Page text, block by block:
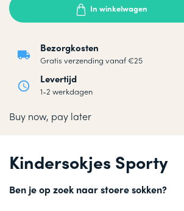
Bezorgkosten
Gratis verzending vanaf €25
Levertijd
1-2 werkdagen
In winkelwagen
Buy now, pay later
Kindersokjes Sporty
Ben je op zoek naar stoere sokken?